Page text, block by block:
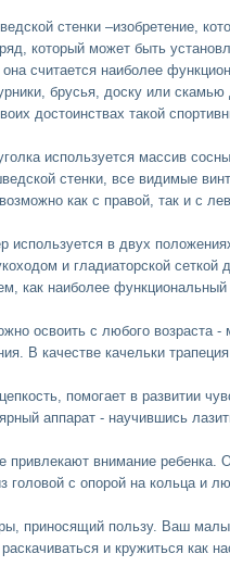
стенки –изобретение,
который может быть
считается наиболее
брусья, доску или
достоинствах такой
используется массив
стенки, все видимые
как с правой, так и с
используется в двух
и гладиаторской
как наиболее функциональный
освоить с любого возраста -
В качестве качельки
помогает в развитии
аппарат - научившись
привлекают внимание
головой с опорой на кольца и
приносящий пользу. Ваш
и кружиться как